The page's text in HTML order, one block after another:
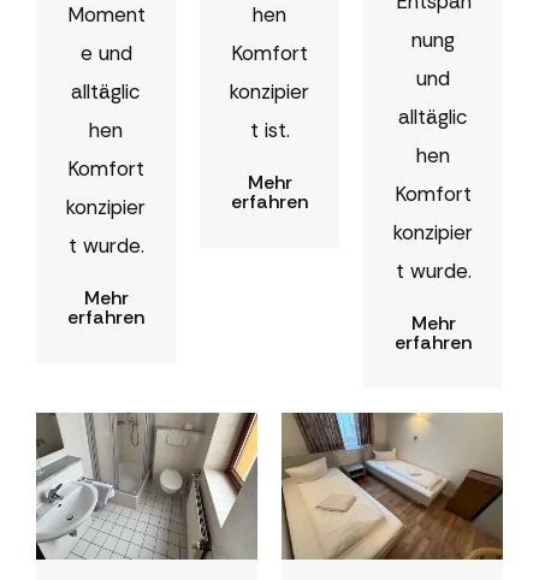
Moment
e und
alltäglic
hen
Komfort
konzipier
t wurde.
Mehr
erfahren
hen
Komfort
konzipier
t ist.
Mehr
erfahren
nung
und
alltäglic
hen
Komfort
konzipier
t wurde.
Mehr
erfahren